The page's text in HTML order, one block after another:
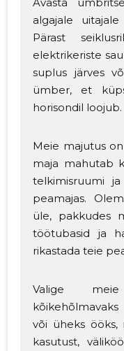
algajale
Pärast
elektrikeriste
suplus järves
ümber, et
horisondil loojub.
Meie majutus
maja mahutab
telkimisruumi
peamajas.
üle, pakkudes
töötubasid ja
rikastada teie
Valige
või üheks ööks,
kasutust,